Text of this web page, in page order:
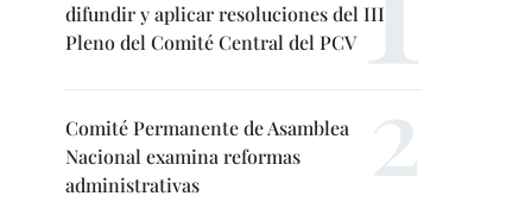
difundir y aplicar resoluciones del III
Pleno del Comité Central del PCV
Comité Permanente de Asamblea
Nacional examina reformas
administrativas